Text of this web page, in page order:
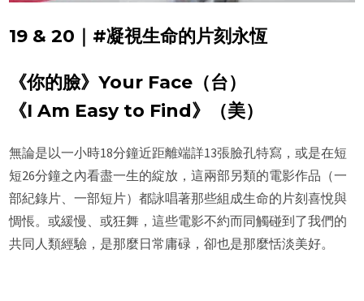
19 & 20｜#凝視生命的片刻永恆
《你的臉》Your Face（台）
《I Am Easy to Find》（美）
無論是以一小時18分鐘近距離端詳13張臉孔特寫，或是在短
短26分鐘之內看盡一生的綻放，這兩部另類的電影作品（一
部紀錄片、一部短片）都詠唱著那些組成生命的片刻喜悅與
惆悵。或緩慢、或狂舞，這些電影不約而同觸碰到了我們的
共同人類經驗，是那麼日常庸碌，卻也是那麼恬淡美好。